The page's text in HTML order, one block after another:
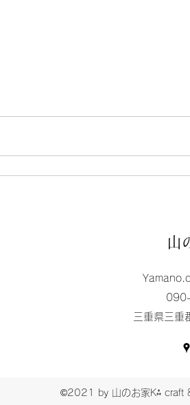
山
三重県三重
©2021 by 山のお家K⁂ craft